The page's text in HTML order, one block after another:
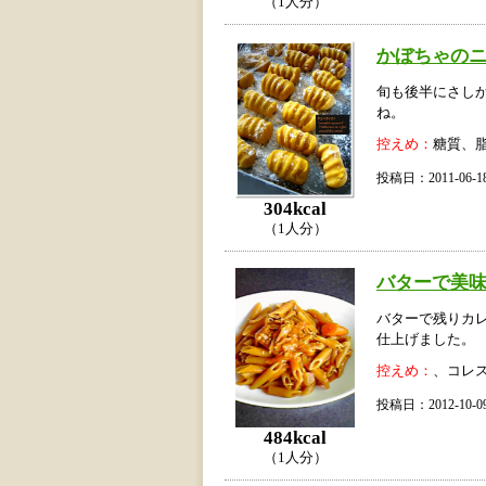
304kcal
（1人分）
かぼちゃの
旬も後半にさし
ね。
控えめ： 糖質、
投稿日：2011-
484kcal
（1人分）
バターで美
バターで残りカ
仕上げました。
控えめ： 、コレ
投稿日：2012-